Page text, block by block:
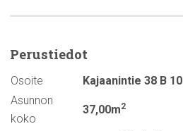
Perustiedot
Osoite
Kajaanintie 38 B 10
Asunnon
koko
37,00m2